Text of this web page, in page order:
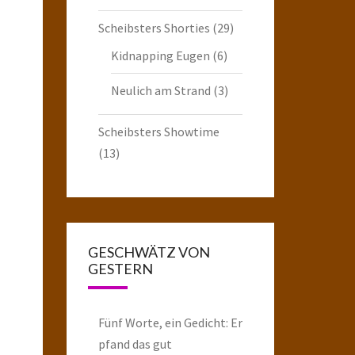
Scheibsters Shorties (29)
Kidnapping Eugen (6)
Neulich am Strand (3)
Scheibsters Showtime
(13)
GESCHWÄTZ VON
GESTERN
Fünf Worte, ein Gedicht: Er
pfand das gut